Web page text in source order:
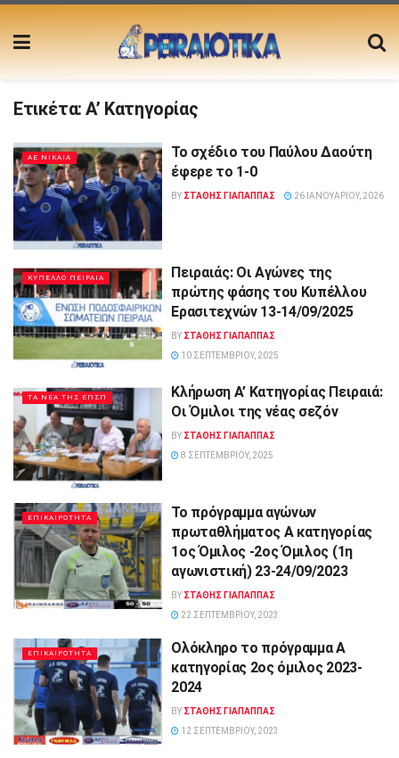
Ετικέτα:Α’ Κατηγορίας
ΑΕ ΝΙΚΑΙΑ
Το σχέδιο του Παύλου Δαούτη
έφερε το 1-0
BY ΣΤΑΘΗΣ ΓΊΑΠΑΠΠΑΣ 26 ΙΑΝΟΥΑΡΊΟΥ, 2026
ΚΥΠΕΛΛΟ ΠΕΙΡΑΙΑ
Πειραιάς: Οι Αγώνες της
πρώτης φάσης του Κυπέλλου
Ερασιτεχνών 13-14/09/2025
BY ΣΤΑΘΗΣ ΓΊΑΠΑΠΠΑΣ
10 ΣΕΠΤΕΜΒΡΊΟΥ, 2025
ΤΑ ΝΕΑ ΤΗΣ ΕΠΣΠ
Κλήρωση Α’ Κατηγορίας Πειραιά:
Οι Όμιλοι της νέας σεζόν
BY ΣΤΑΘΗΣ ΓΊΑΠΑΠΠΑΣ
8 ΣΕΠΤΕΜΒΡΊΟΥ, 2025
ΕΠΙΚΑΙΡΟΤΗΤΑ
To πρόγραμμα αγώνων
πρωταθλήματος Α κατηγορίας
1ος Όμιλος -2ος Όμιλος (1η
αγωνιστική) 23-24/09/2023
BY ΣΤΑΘΗΣ ΓΊΑΠΑΠΠΑΣ
22 ΣΕΠΤΕΜΒΡΊΟΥ, 2023
ΕΠΙΚΑΙΡΟΤΗΤΑ
Ολόκληρο το πρόγραμμα Α
κατηγορίας 2ος όμιλος 2023-
2024
BY ΣΤΑΘΗΣ ΓΊΑΠΑΠΠΑΣ
12 ΣΕΠΤΕΜΒΡΊΟΥ, 2023